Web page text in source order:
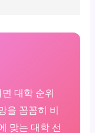
대학 순위
을 꼼꼼히 비
맞는 대학 선